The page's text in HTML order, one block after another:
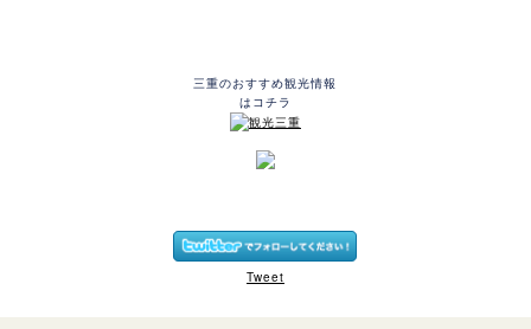
三重のおすすめ観光情報
はコチラ
Tweet